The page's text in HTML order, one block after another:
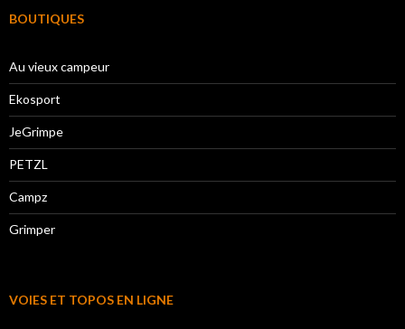
BOUTIQUES
Au vieux campeur
Ekosport
JeGrimpe
PETZL
Campz
Grimper
VOIES ET TOPOS EN LIGNE